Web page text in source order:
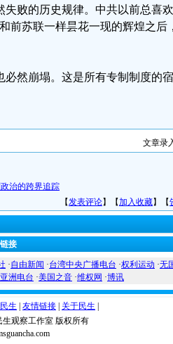
败的历史规律。中共以前总喜
前苏联一样昙花一现的辉煌之后
然崩塌。这是所有专制制度的宿
文章录
治的跨界追踪
【发表评论】【加入收藏】【
接
·自由新闻 ·台湾中央广播电台 ·权利运动 ·无
洲电台 ·美国之音 ·维权网 ·博讯
生 友情链接 关于民生
生观察工作室 版权所有